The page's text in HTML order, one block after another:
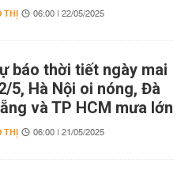
THỊ 06:00 | 22/05/2025
báo thời tiết ngày mai
5, Hà Nội oi nóng, Đà
và TP HCM mưa lớn
THỊ 06:00 | 21/05/2025